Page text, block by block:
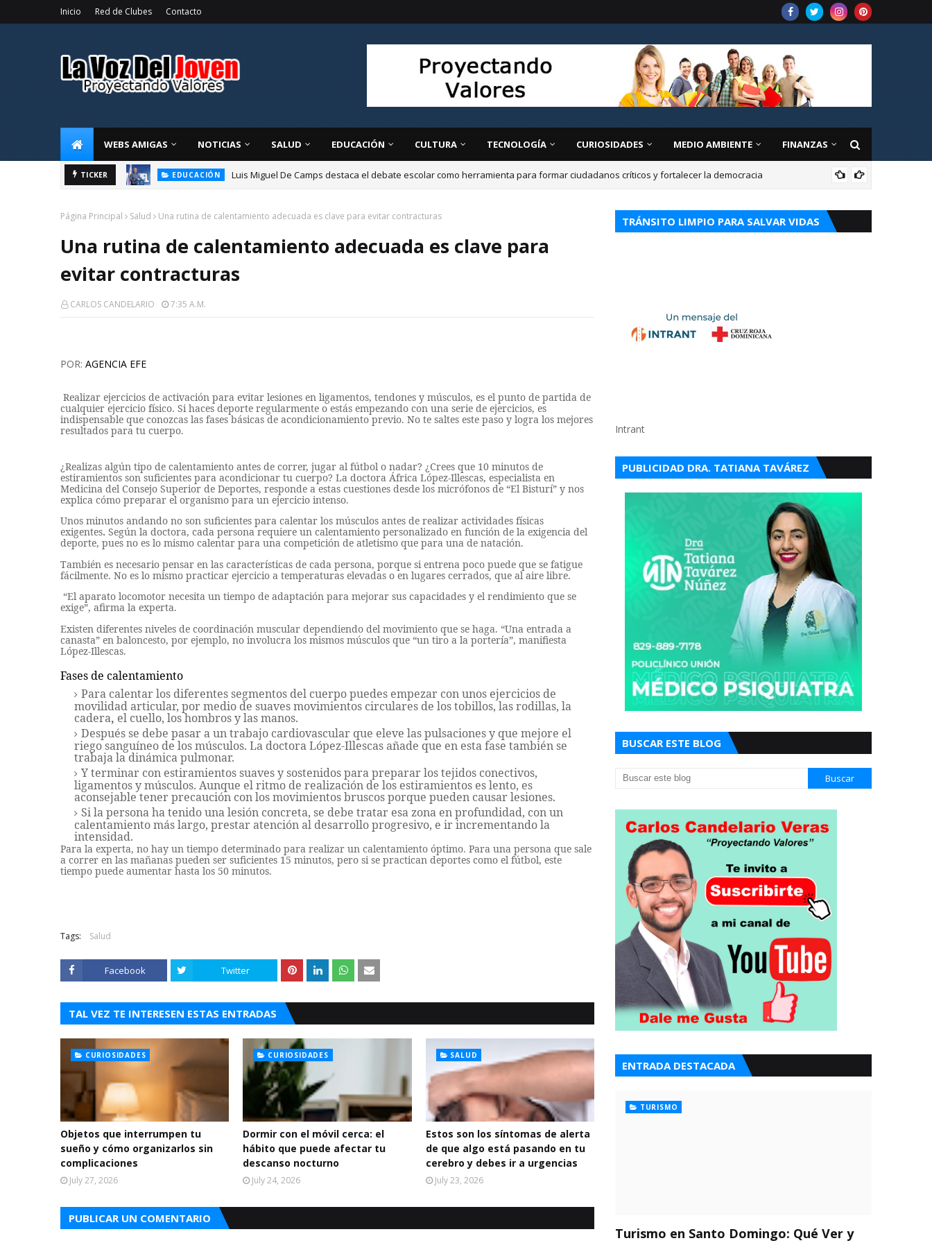
Inicio Red de Clubes Contacto
WEBS AMIGAS NOTICIAS SALUD EDUCACIÓN CULTURA TECNOLOGÍA CURIOSIDADES MEDIO AMBIENTE FINANZAS
TICKER EDUCACIÓN Luis Miguel De Camps destaca el debate escolar como herramienta para formar ciudadanos críticos y fortalecer la democracia
Página Principal Salud Una rutina de calentamiento adecuada es clave para evitar contracturas
Una rutina de calentamiento adecuada es clave para
evitar contracturas
CARLOS CANDELARIO 7:35 A.m.
POR: AGENCIA EFE
Realizar ejercicios de activación para evitar lesiones en ligamentos, tendones y músculos, es el punto de partida de
cualquier ejercicio físico. Si haces deporte regularmente o estás empezando con una serie de ejercicios, es
indispensable que conozcas las fases básicas de acondicionamiento previo. No te saltes este paso y logra los mejores
resultados para tu cuerpo.
¿Realizas algún tipo de calentamiento antes de correr, jugar al fútbol o nadar? ¿Crees que 10 minutos de
estiramientos son suficientes para acondicionar tu cuerpo? La doctora África López-Illescas, especialista en
Medicina del Consejo Superior de Deportes, responde a estas cuestiones desde los micrófonos de “El Bisturí” y nos
explica cómo preparar el organismo para un ejercicio intenso.
Unos minutos andando no son suficientes para calentar los músculos antes de realizar actividades físicas
exigentes. Según la doctora, cada persona requiere un calentamiento personalizado en función de la exigencia del
deporte, pues no es lo mismo calentar para una competición de atletismo que para una de natación.
También es necesario pensar en las características de cada persona, porque si entrena poco puede que se fatigue
fácilmente. No es lo mismo practicar ejercicio a temperaturas elevadas o en lugares cerrados, que al aire libre.
“El aparato locomotor necesita un tiempo de adaptación para mejorar sus capacidades y el rendimiento que se
exige”, afirma la experta.
Existen diferentes niveles de coordinación muscular dependiendo del movimiento que se haga. “Una entrada a
canasta” en baloncesto, por ejemplo, no involucra los mismos músculos que “un tiro a la portería”, manifiesta
López-Illescas.
Fases de calentamiento
Para calentar los diferentes segmentos del cuerpo puedes empezar con unos ejercicios de
movilidad articular, por medio de suaves movimientos circulares de los tobillos, las rodillas, la
cadera, el cuello, los hombros y las manos.
Después se debe pasar a un trabajo cardiovascular que eleve las pulsaciones y que mejore el
riego sanguíneo de los músculos. La doctora López-Illescas añade que en esta fase también se
trabaja la dinámica pulmonar.
Y terminar con estiramientos suaves y sostenidos para preparar los tejidos conectivos,
ligamentos y músculos. Aunque el ritmo de realización de los estiramientos es lento, es
aconsejable tener precaución con los movimientos bruscos porque pueden causar lesiones.
Si la persona ha tenido una lesión concreta, se debe tratar esa zona en profundidad, con un
calentamiento más largo, prestar atención al desarrollo progresivo, e ir incrementando la
intensidad.
Para la experta, no hay un tiempo determinado para realizar un calentamiento óptimo. Para una persona que sale
a correr en las mañanas pueden ser suficientes 15 minutos, pero si se practican deportes como el fútbol, este
tiempo puede aumentar hasta los 50 minutos.
Tags: Salud
Facebook Twitter
TAL VEZ TE INTERESEN ESTAS ENTRADAS
CURIOSIDADES
Objetos que interrumpen tu
sueño y cómo organizarlos sin
complicaciones
July 27, 2026
CURIOSIDADES
Dormir con el móvil cerca: el
hábito que puede afectar tu
descanso nocturno
July 24, 2026
SALUD
Estos son los síntomas de alerta
de que algo está pasando en tu
cerebro y debes ir a urgencias
July 23, 2026
PUBLICAR UN COMENTARIO
TRÁNSITO LIMPIO PARA SALVAR VIDAS
Intrant
PUBLICIDAD DRA. TATIANA TAVÁREZ
BUSCAR ESTE BLOG
ENTRADA DESTACADA
TURISMO
Turismo en Santo Domingo: Qué Ver y